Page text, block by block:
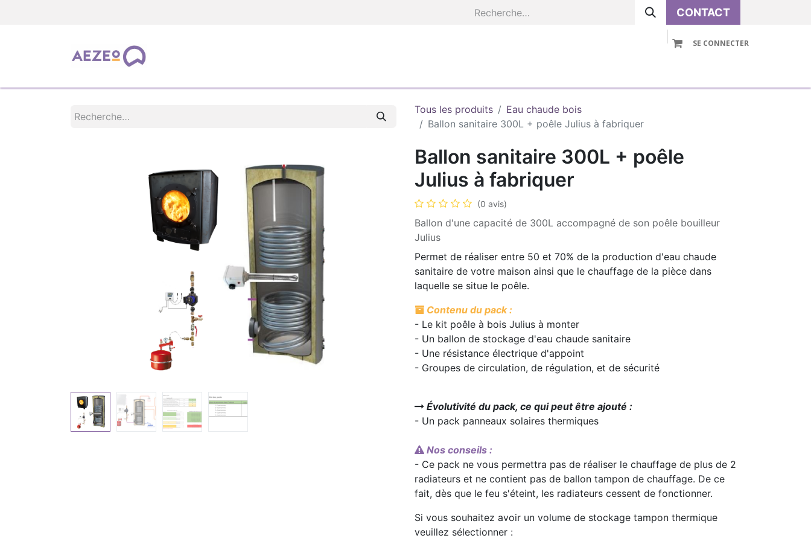
CONTACT
SE CONNECTER
Tous les produits
Eau chaude bois
Ballon sanitaire 300L + poêle Julius à fabriquer
Ballon sanitaire 300L + poêle
Julius à fabriquer
(0 avis)
Ballon d'une capacité de 300L accompagné de son poêle bouilleur
Julius
Permet de réaliser entre 50 et 70% de la production d'eau chaude
sanitaire de votre maison ainsi que le chauffage de la pièce dans
laquelle se situe le poêle.
Contenu du pack :
- Le kit poêle à bois Julius à monter
- Un ballon de stockage d'eau chaude sanitaire
- Une résistance électrique d'appoint
- Groupes de circulation, de régulation, et de sécurité
Évolutivité du pack, ce qui peut être ajouté :
- Un pack panneaux solaires thermiques
Nos conseils :
- Ce pack ne vous permettra pas de réaliser le chauffage de plus de 2
radiateurs et ne contient pas de ballon tampon de chauffage. De ce
fait, dès que le feu s'éteint, les radiateurs cessent de fonctionner.
Si vous souhaitez avoir un volume de stockage tampon thermique
veuillez sélectionner :